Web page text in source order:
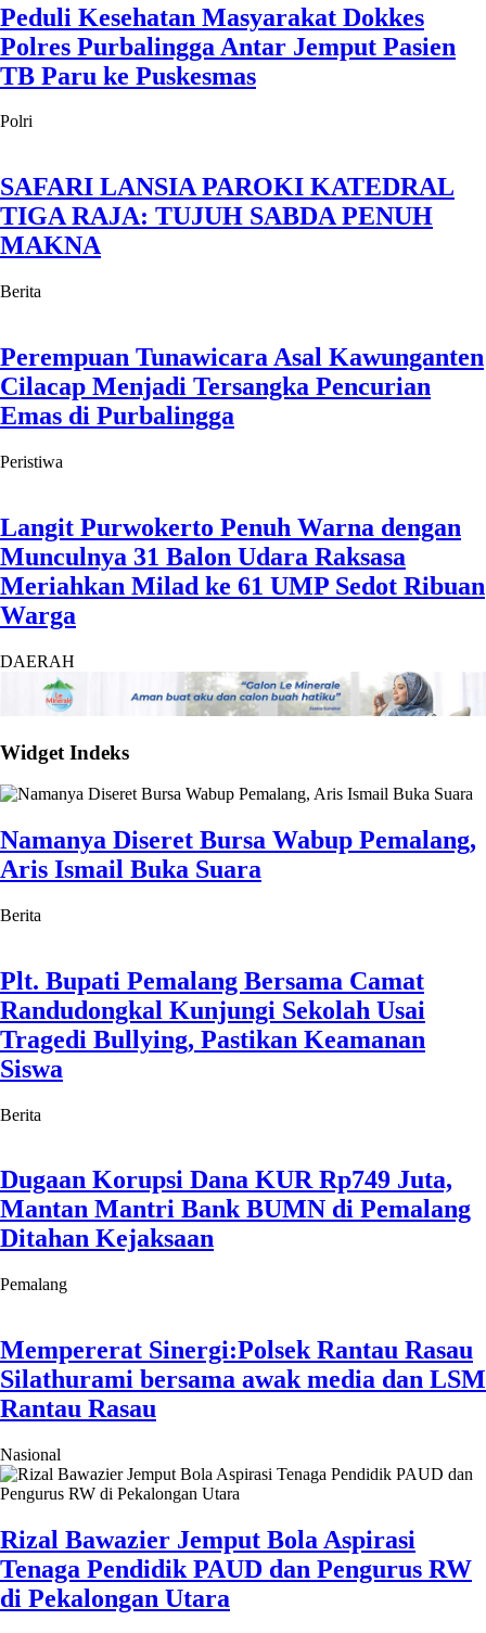
Peduli Kesehatan Masyarakat Dokkes
Polres Purbalingga Antar Jemput Pasien
TB Paru ke Puskesmas
Polri
SAFARI LANSIA PAROKI KATEDRAL
TIGA RAJA: TUJUH SABDA PENUH
MAKNA
Berita
Perempuan Tunawicara Asal Kawunganten
Cilacap Menjadi Tersangka Pencurian
Emas di Purbalingga
Peristiwa
Langit Purwokerto Penuh Warna dengan
Munculnya 31 Balon Udara Raksasa
Meriahkan Milad ke 61 UMP Sedot Ribuan
Warga
DAERAH
Widget Indeks
Namanya Diseret Bursa Wabup Pemalang,
Aris Ismail Buka Suara
Berita
Plt. Bupati Pemalang Bersama Camat
Randudongkal Kunjungi Sekolah Usai
Tragedi Bullying, Pastikan Keamanan
Siswa
Berita
Dugaan Korupsi Dana KUR Rp749 Juta,
Mantan Mantri Bank BUMN di Pemalang
Ditahan Kejaksaan
Pemalang
Mempererat Sinergi:Polsek Rantau Rasau
Silathurami bersama awak media dan LSM
Rantau Rasau
Nasional
Rizal Bawazier Jemput Bola Aspirasi
Tenaga Pendidik PAUD dan Pengurus RW
di Pekalongan Utara